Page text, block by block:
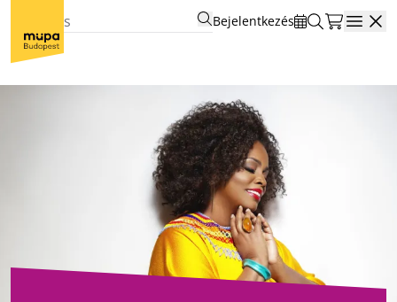
Bejelentkezés